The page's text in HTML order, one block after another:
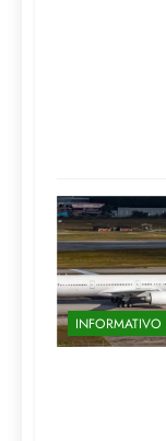
INFORMATIVO